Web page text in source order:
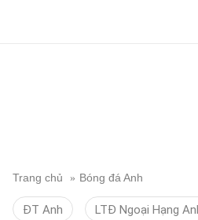
Trang chủ Bóng đá Anh
ĐT Anh LTĐ Ngoại Hạng